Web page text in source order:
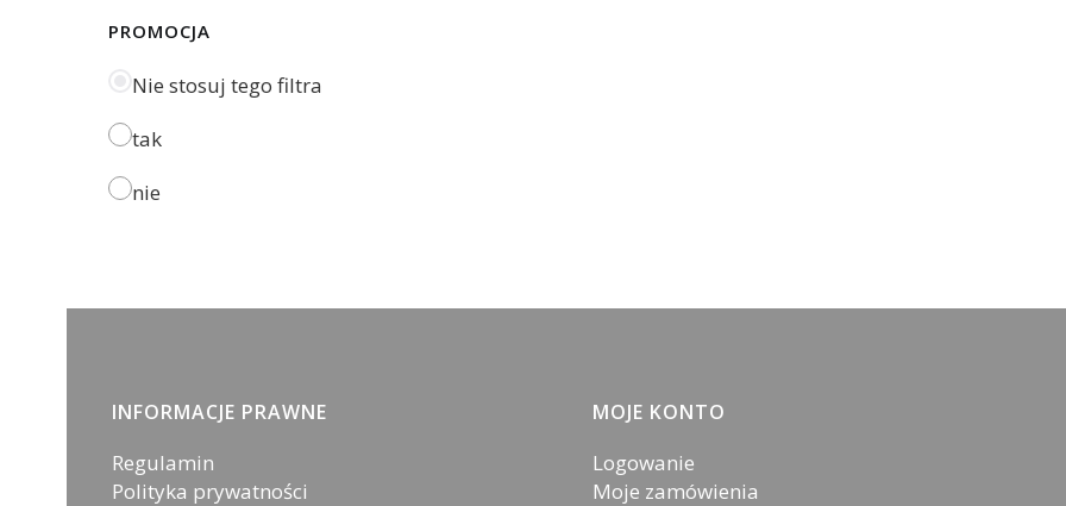
PROMOCJA
Nie stosuj tego filtra
tak
nie
Linki w stopce
INFORMACJE PRAWNE
Regulamin
Polityka prywatności
MOJE KONTO
Logowanie
Moje zamówienia